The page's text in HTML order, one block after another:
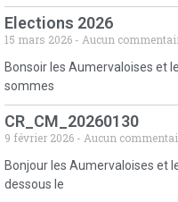
Elections 2026
15 mars 2026
Aucun
Bonsoir les Aumervaloises et
sommes
CR_CM_20260130
9 février 2026
Aucun
Bonjour les Aumervaloises et
dessous le